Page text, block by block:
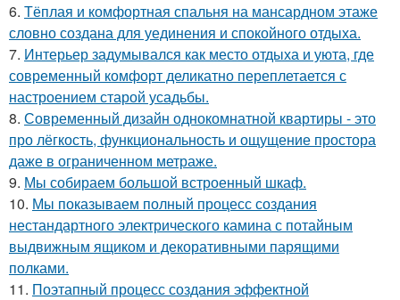
6. Тёплая и комфортная спальня на мансардном этаже
словно создана для уединения и спокойного отдыха.
7. Интерьер задумывался как место отдыха и уюта, где
современный комфорт деликатно переплетается с
настроением старой усадьбы.
8. Современный дизайн однокомнатной квартиры - это
про лёгкость, функциональность и ощущение простора
даже в ограниченном метраже.
9. Мы собираем большой встроенный шкаф.
10. Мы показываем полный процесс создания
нестандартного электрического камина с потайным
выдвижным ящиком и декоративными парящими
полками.
11. Поэтапный процесс создания эффектной